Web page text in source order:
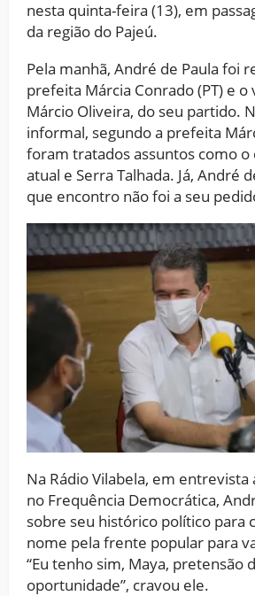
nesta quinta-feira (13), em
da região do Pajeú.
Pela manhã, André de Paula foi
prefeita Márcia Conrado (PT) e
Márcio Oliveira, do seu partido.
informal, segundo a prefeita
foram tratados assuntos como
atual e Serra Talhada. Já, André
que encontro não foi a seu
Na Rádio Vilabela, em entrevista
no Frequência Democrática,
sobre seu histórico político para
nome pela frente popular para
“Eu tenho sim, Maya, pretensão
oportunidade”, cravou ele.